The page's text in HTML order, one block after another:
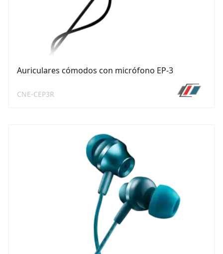
Auriculares cómodos con micrófono EP-3
CNE-CEP3R